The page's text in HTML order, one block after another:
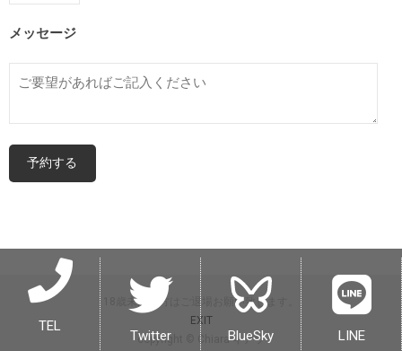
TEL
Twitter BlueSky LINE
メッセージ
18歳未満の方はご退場お願い致します。
EXIT
copyright © Chiara キアラ